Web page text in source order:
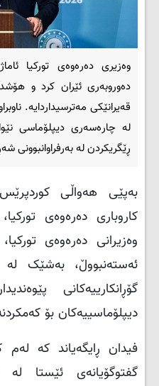
وەزیری دەرەوەی تورکیا
دەوروبەری ئێران کرد و
قەیرانێکی مەترسیداردایە.
لە چارەسەری دیپلۆماسی
ڕێگریکردن لە بەرفراوانبوونی
بەپێی هەواڵی
کاروباری دەرەوەی
وەزیرانی دەرەوەی
ئەستەنبووڵ، بەشێک لە
گۆڕانکارییەکانی
دیپلۆماسییەکان بۆ
فیدان ڕایگەیاند کە لەم
گفتوگۆیانەی ئێستا لە